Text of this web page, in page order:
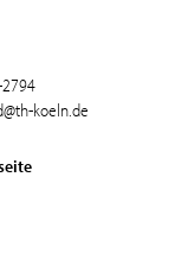
koeln.de